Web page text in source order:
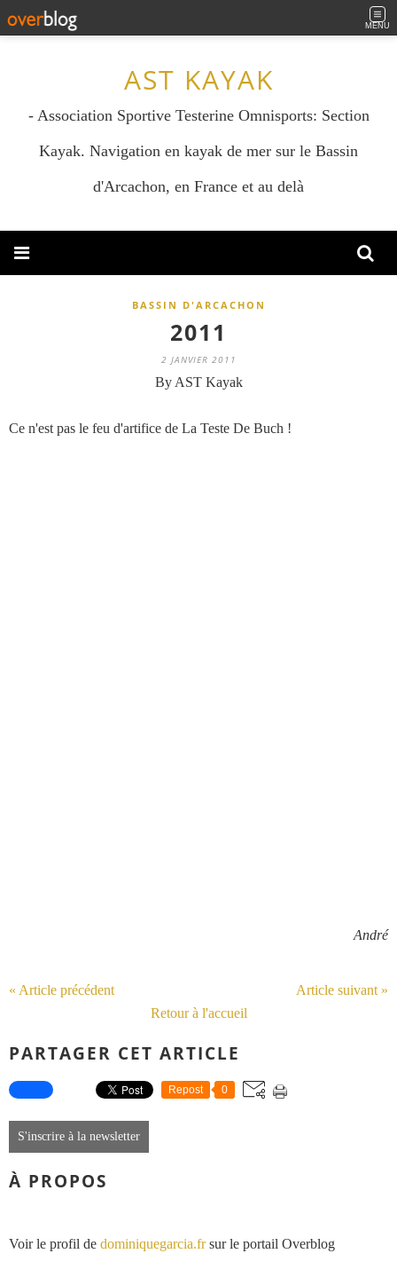
MENU
AST KAYAK
- Association Sportive Testerine Omnisports: Section
Kayak. Navigation en kayak de mer sur le Bassin
d'Arcachon, en France et au delà
BASSIN D'ARCACHON
2011
2 JANVIER 2011
By AST Kayak
Ce n'est pas le feu d'artifice de La Teste De Buch !
André
« Article précédent
Article suivant »
Retour à l'accueil
PARTAGER CET ARTICLE
Repost 0
S'inscrire à la newsletter
À PROPOS
Voir le profil de dominiquegarcia.frsur le portail Overblog